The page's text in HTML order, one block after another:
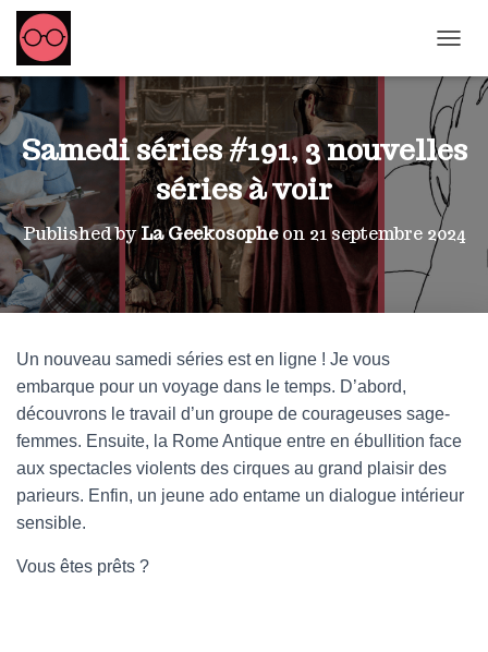
Samedi séries #191, 3 nouvelles
séries à voir
Published byLa Geekosopheon 21 septembre 2024
Un nouveau samedi séries est en ligne ! Je vous
embarque pour un voyage dans le temps. D’abord,
découvrons le travail d’un groupe de courageuses sage-
femmes. Ensuite, la Rome Antique entre en ébullition face
aux spectacles violents des cirques au grand plaisir des
parieurs. Enfin, un jeune ado entame un dialogue intérieur
sensible.
Vous êtes prêts ?